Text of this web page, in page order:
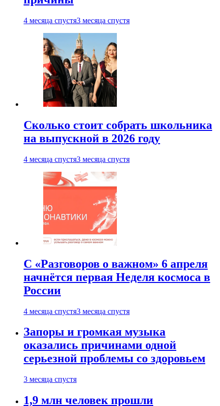
4 месяца спустя3 месяца спустя
Сколько стоит собрать школьника
на выпускной в 2026 году
4 месяца спустя3 месяца спустя
С «Разговоров о важном» 6 апреля
начнётся первая Неделя космоса в
России
4 месяца спустя3 месяца спустя
Запоры и громкая музыка
оказались причинами одной
серьезной проблемы со здоровьем
3 месяца спустя
1,9 млн человек прошли